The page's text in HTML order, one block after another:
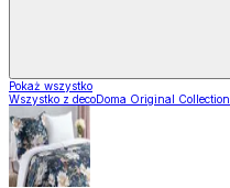
Pokaż wszystko
Wszystko z decoDoma Original Collection